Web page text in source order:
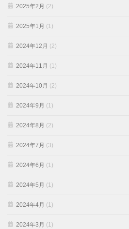
2025年2月 (2)
2025年1月 (1)
2024年12月 (2)
2024年11月 (1)
2024年10月 (2)
2024年9月 (1)
2024年8月 (2)
2024年7月 (3)
2024年6月 (1)
2024年5月 (1)
2024年4月 (1)
2024年3月 (1)